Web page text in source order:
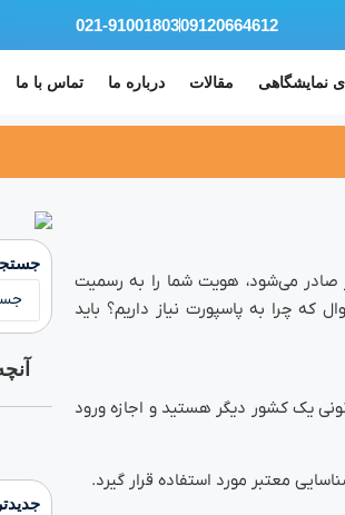
09120664612
021-91001803
نمایشگاهی مقالات درباره ما تماس با ما
می‌شود، هویت شما را به رسمیت
چرا به پاسپورت نیاز داریم؟ باید
یک کشور دیگر هستید و اجازه ورود
معتبر مورد استفاده قرار گیرد.